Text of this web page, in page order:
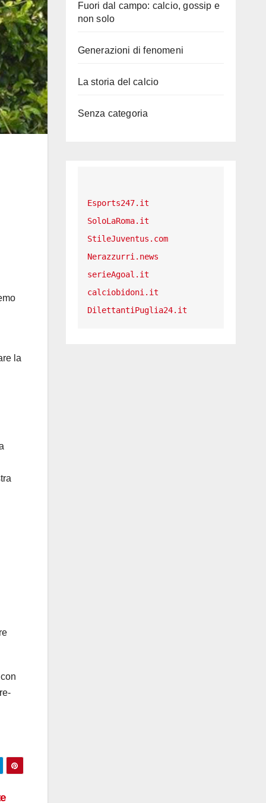
la
Fuori dal campo: calcio, gossip e
non solo
Generazioni di fenomeni
La storia del calcio
Senza categoria
Esports247.it
SoloLaRoma.it
StileJuventus.com
Nerazzurri.news
serieAgoal.it
calciobidoni.it
DilettantiPuglia24.it